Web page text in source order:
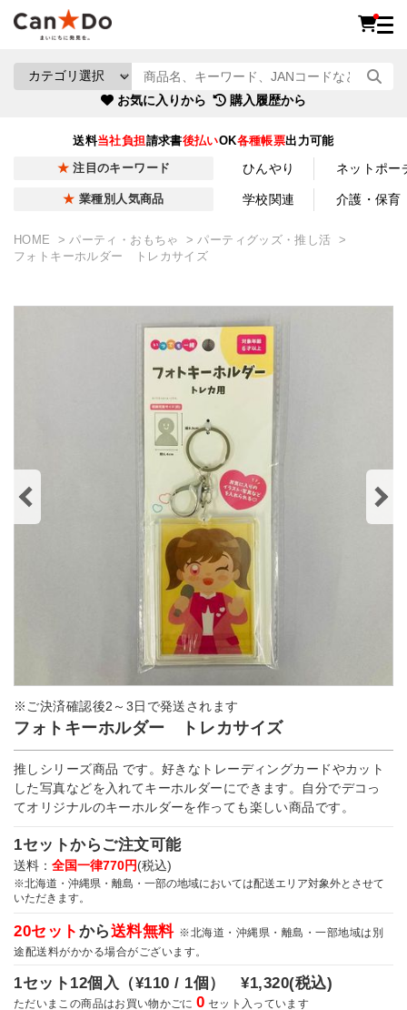
お気に入りから 購入履歴から
送料当社負担請求書後払いOK各種帳票出力可能
注目のキーワード ひんやり ネットポー
業種別人気商品 学校関連 介護・保育
HOME パーティ・おもちゃ
パーティグッズ・推し活
フォトキーホルダー トレカサイズ
※ご決済確認後2～3日で発送されます
フォトキーホルダー トレカサイズ
推しシリーズ商品 です。好きなトレーディングカードやカット
した写真などを入れてキーホルダーにできます。自分でデコっ
てオリジナルのキーホルダーを作っても楽しい商品です。
1セットからご注文可能
送料： 全国一律770円(税込)
※北海道・沖縄県・離島・一部の地域においては配送エリア対象外とさせて
いただきます。
20セット から送料無料 ※北海道・沖縄県・離島・一部地域は別
途配送料がかかる場合がございます。
1セット12個入（¥110 / 1個）¥1,320(税込)
ただいまこの商品はお買い物かごに0 セット入っています